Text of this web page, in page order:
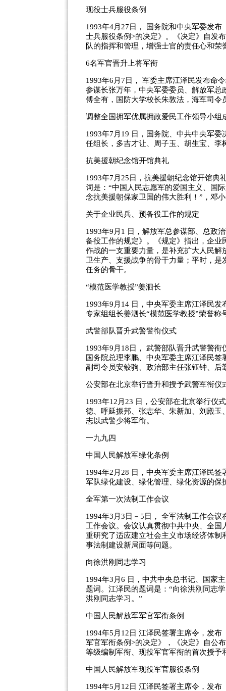
现役士兵服役条例
1993年4月27日， 国务院和中央军委发
士兵服役条例>的决定》。《决定》自发
队的指挥和管理，增强士官的责任心和荣
6名军官晋升上将军衔
1993年6月7日， 军委主席江泽民发布命
参谋长张万年，中央军委委员、解放军
傅全有，国防大学校长朱敦法，海军司令
调整全国拥军优属拥政爱民工作领导小组
1993年7月19 日，国务院、中共中央军
任组长，多吉才让、周子玉、胡生宝、李
抗美援朝纪念馆开馆典礼
1993年7月25日，抗美援朝纪念馆开馆典
词是：“中国人民志愿军的爱国主义、国
念抗美援朝保家卫国的伟大胜利！”，邓
关于企业民兵、预备役工作的规定
1993年9月1 日，解放军总参谋部、总政
备役工作的规定》。《规定》指出，企
作战的一支重要力量，是补充扩大人民
卫生产、支援战争的骨干力量；平时，
任务的骨干。
“模范医学教授”姜泗长
1993年9月14 日，中央军委主席江泽民
专家组组长姜泗长“模范医学教授”荣誉称
武警部队晋升武警警衔仪式
1993年9月18日， 武警部队晋升武警警
国务院总理李鹏、中央军委主席江泽民
副司令员安鲛驹、政治部主任张钰钟、后
公安部在北京举行晋升和授予武警军衔仪
1993年12月23 日，公安部在北京举行仪
德、呼延振邦、张志华、朱新加、刘殿
志以武警少将军衔。
一九九四
中国人民解放军绿化条例
1994年2月28 日，中央军委主席江泽民
军队绿化建设、绿化管理、绿化资源的保
全军第一次法制工作会议
1994年3月3日－5日， 全军法制工作会
工作会议。会议认真贯彻中共中央、全
重研究了适应建立社会主义市场经济体
事法制建设新局面等问题。
向徐洪刚同志学习
1994年3月6 日，中共中央总书记、国家
题词。江泽民的题词是：“向徐洪刚同志
洪刚同志学习。”
中国人民解放军军官军衔条例
1994年5月12日 江泽民签署主席令，发
军官军衔条例>的决定》，《决定》自公
等级编制军衔、现役军官军衔的首次授
中国人民解放军现役军官服役条例
1994年5月12日 江泽民签署主席令，发